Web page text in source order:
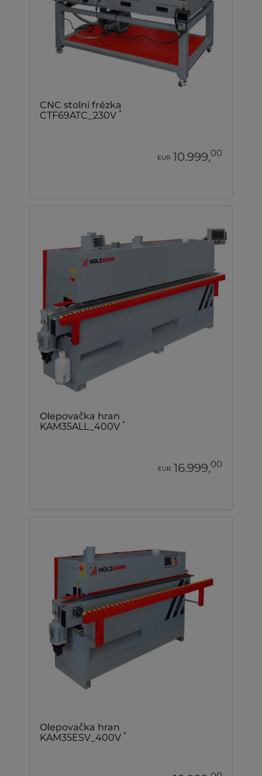
CNC stolní frézka
CTF69ATC_230V *
EUR 10.999,00
Olepovačka hran
KAM35ALL_400V *
EUR 16.999,00
Olepovačka hran
KAM35ESV_400V *